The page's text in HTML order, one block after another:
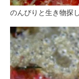
のんびりと生き物探